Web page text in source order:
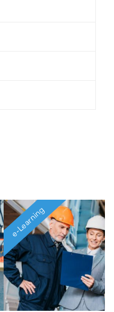
e-Learning